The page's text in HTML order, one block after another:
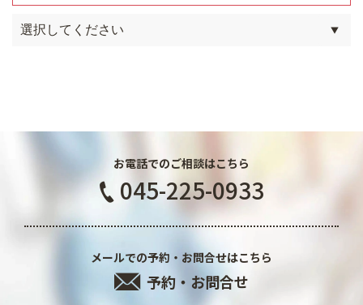
お電話でのご相談はこちら
045-225-0933
メールでの予約・お問合せはこちら
予約・お問合せ